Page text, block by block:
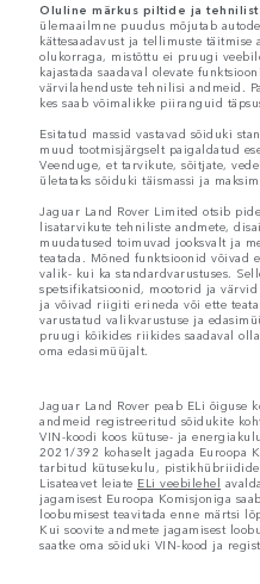
Oluline märkus piltide ja
ülemaailmne puudus mõjutab
kättesaadavust ja tellimuste täitmise
olukorraga, mistõttu ei pruugi
kajastada saadaval olevate
värvilahenduste tehnilisi andmeid.
kes saab võimalikke piiranguid
Esitatud massid vastavad sõiduki
muud tootmisjärgselt paigaldatud
Veenduge, et tarvikute, sõitjate,
ületataks sõiduki täismassi ja
Jaguar Land Rover Limited otsib
lisatarvikute tehniliste andmete,
muudatused toimuvad jooksvalt ja
teatada. Mõned funktsioonid võivad
valik- kui ka standardvarustuses.
spetsifikatsioonid, mootorid ja
ja võivad riigiti erineda või ette
varustatud valikvarustuse ja
pruugi kõikides riikides saadaval
oma edasimüüjalt.
Jaguar Land Rover peab ELi õiguse
andmeid registreeritud sõidukite
VIN-koodi koos kütuse- ja
2021/392 kohaselt jagada Euroopa
tarbitud kütusekulu,
Lisateavet leiate ELi veebilehel
jagamisest Euroopa Komisjoniga
loobumisest teavitada enne märtsi
Kui soovite andmete jagamisest
saatke oma sõiduki VIN-kood ja